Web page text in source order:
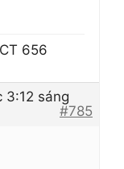
656
3:12 sáng
#785